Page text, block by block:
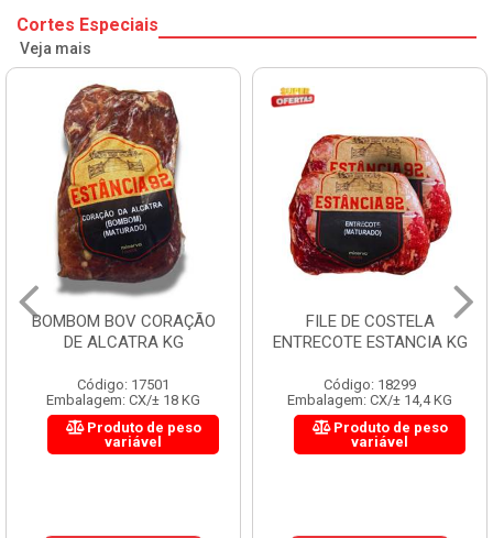
Cortes Especiais
Veja mais
BOMBOM BOV CORAÇÃO
DE ALCATRA KG
Código: 17501
Embalagem: CX/± 18 KG
Produto de peso
variável
FILE DE COSTELA
ENTRECOTE ESTANCIA KG
Código: 18299
Embalagem: CX/± 14,4 KG
Produto de peso
variável